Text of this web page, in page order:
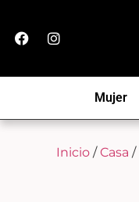
Mujer
Inicio /Casa /